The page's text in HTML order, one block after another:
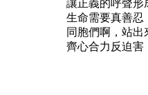
讓正義的呼聲形
生命需要真善忍
同胞們啊，站出
齊心合力反迫害